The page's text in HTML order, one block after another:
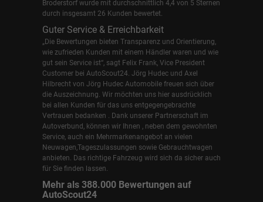
Broderstorf wurde mit durchschnittlich 4,4 von 5 Sternen
durch insgesamt 26 Kunden bewertet.
Guter Service & Erreichbarkeit
„Die Bewertungen bieten Transparenz und Orientierung,
wie zufrieden Kunden mit einem Händler waren und wie
gut sein Service ist“, sagt Felix Frank, Vice President
Customer bei AutoScout24. Jörg Hudec und Axel
Hilbrecht von Jörg Hudec Automobile freuen sich über
die Auszeichnung. Wir möchten uns hier ausdrücklich
bei allen Kunden für das uns entgegengebrachte
Vertrauen bedanken . Dank unserer Partnerschaft im
Autoverbund, können wir Ihnen , neben dem gewohnten
Service, auch ein Mehrmarkenangebot an vielen
Neuwagen,Tageszulassungen sowie Gebrauchtwagen
anbieten. Das richtige Fahrzeug wird sich da sicher auch
für Sie finden lassen.
Mehr als 388.000 Bewertungen auf
AutoScout24